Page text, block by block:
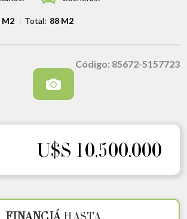
M2 Total: 88 M2
Código: 85672-5157723
U$S 10.500.000